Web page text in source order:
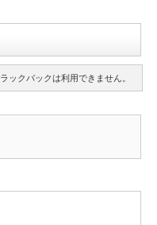
ラックバックは利用できません。